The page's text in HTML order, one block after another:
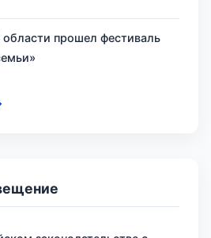
прошел фестиваль